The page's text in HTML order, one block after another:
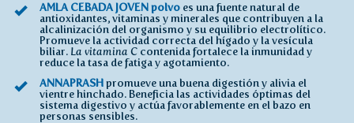
AMLA CEBADA JOVEN polvo es una fuente natural de
antioxidantes, vitaminas y minerales que contribuyen a la
alcalinización del organismo y su equilibrio electrolítico.
Promueve la actividad correcta del hígado y la vesícula
biliar. La vitamina C contenida fortalece la inmunidad y
reduce la tasa de fatiga y agotamiento.
ANNAPRASHpromueve una buena digestión y alivia el
vientre hinchado. Beneficia las actividades óptimas del
sistema digestivo y actúa favorablemente en el bazo en
personas sensibles.